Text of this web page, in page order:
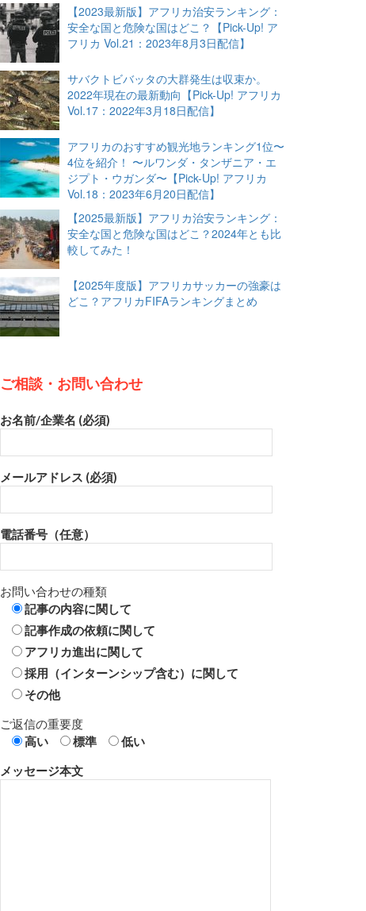
【2023最新版】アフリカ治安ランキング：
安全な国と危険な国はどこ？【Pick-Up! ア
フリカ Vol.21：2023年8月3日配信】
サバクトビバッタの大群発生は収束か。
2022年現在の最新動向【Pick-Up! アフリカ
Vol.17：2022年3月18日配信】
アフリカのおすすめ観光地ランキング1位〜
4位を紹介！ 〜ルワンダ・タンザニア・エ
ジプト・ウガンダ〜【Pick-Up! アフリカ
Vol.18：2023年6月20日配信】
【2025最新版】アフリカ治安ランキング：
安全な国と危険な国はどこ？2024年とも比
較してみた！
【2025年度版】アフリカサッカーの強豪は
どこ？アフリカFIFAランキングまとめ
ご相談・お問い合わせ
お名前/企業名 (必須)
メールアドレス (必須)
電話番号（任意）
お問い合わせの種類
記事の内容に関して
記事作成の依頼に関して
アフリカ進出に関して
採用（インターンシップ含む）に関して
その他
ご返信の重要度
高い
標準 低い
メッセージ本文